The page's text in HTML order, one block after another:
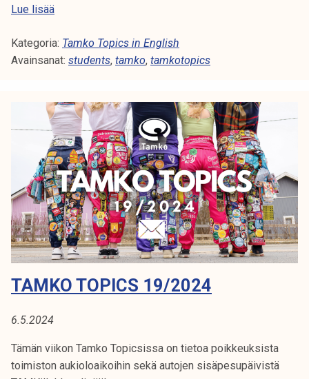
Lue lisääT
m
k
o
p
i
c
s
1
9
/
2
0
2
Kategoria: Tamko Topics in English
Avainsanat: students, tamko, tamkotopics
TAMKO TOPICS 19/2024
6.5.2024
Tämän viikon Tamko Topicsissa on tietoa poikkeuksista
toimiston aukioloaikoihin sekä autojen sisäpesupäivistä